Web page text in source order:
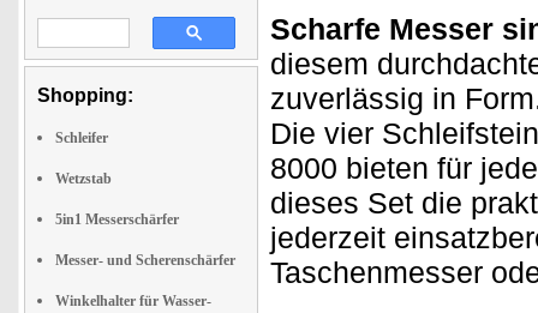
Shopping:
Schleifer
Wetzstab
5in1 Messerschärfer
Messer- und Scherenschärfer
Winkelhalter für Wasser-
Scharfe Messer
diesem
zuverlässig in
Die vier
8000 bieten für
dieses Set die
jederzeit
Taschenmesser